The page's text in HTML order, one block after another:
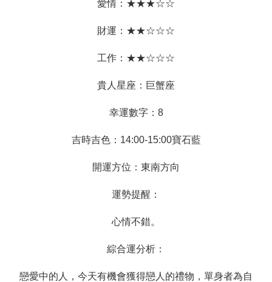
愛情：★★★☆☆
財運：★★☆☆☆
工作：★★☆☆☆
貴人星座：巨蟹座
幸運數字：8
吉時吉色：14:00-15:00寶石藍
開運方位：東南方向
運勢提醒：
心情不錯。
綜合運分析：
戀愛中的人，今天有機會獲得戀人的禮物，單身者為自